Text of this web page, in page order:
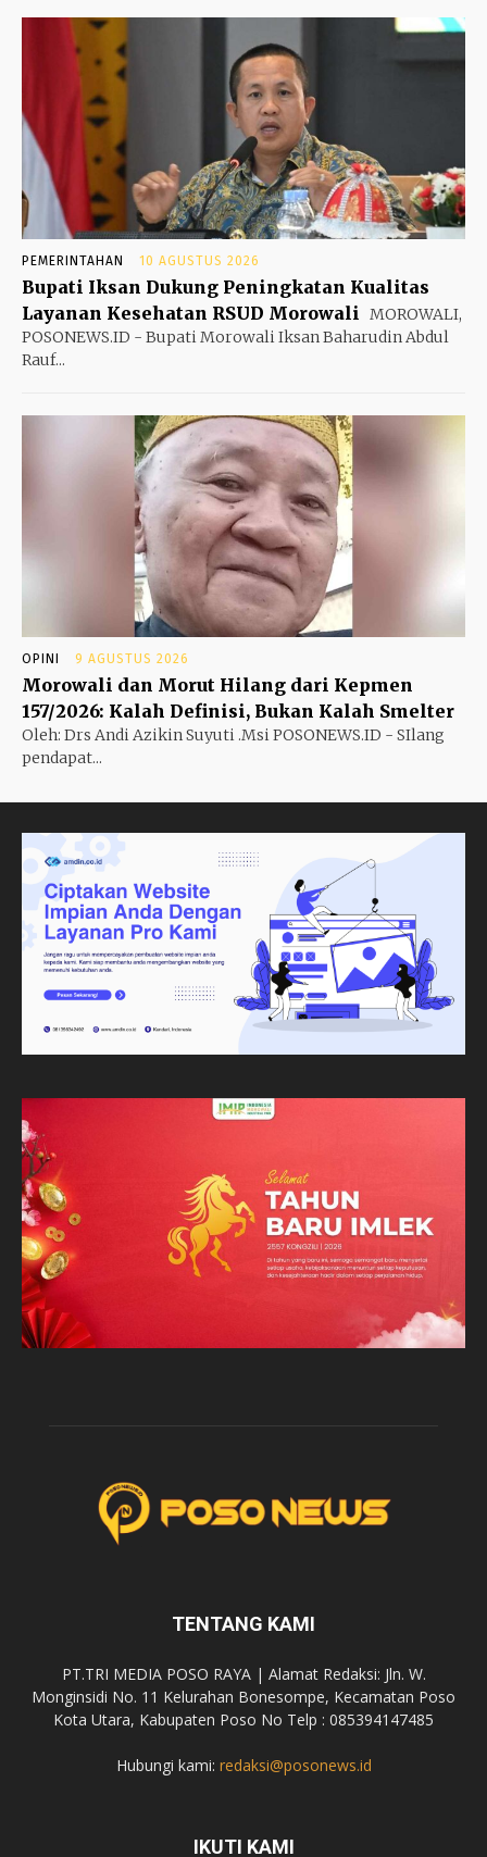
PEMERINTAHAN 10 AGUSTUS 2026
Bupati Iksan Dukung Peningkatan Kualitas
Layanan Kesehatan RSUD Morowali MOROWALI,
POSONEWS.ID - Bupati Morowali Iksan Baharudin Abdul
Rauf...
OPINI 9 AGUSTUS 2026
Morowali dan Morut Hilang dari Kepmen
157/2026: Kalah Definisi, Bukan Kalah Smelter
Oleh: Drs Andi Azikin Suyuti .Msi POSONEWS.ID - SIlang
pendapat...
TENTANG KAMI
PT.TRI MEDIA POSO RAYA | Alamat Redaksi: Jln. W.
Monginsidi No. 11 Kelurahan Bonesompe, Kecamatan Poso
Kota Utara, Kabupaten Poso No Telp : 085394147485
Hubungi kami: redaksi@posonews.id
IKUTI KAMI